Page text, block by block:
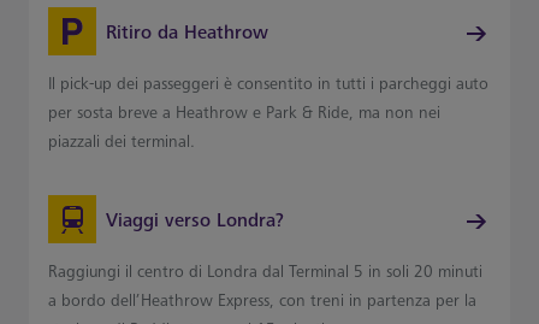
Ritiro da Heathrow
Il pick-up dei passeggeri è consentito in tutti i parcheggi auto
per sosta breve a Heathrow e Park & Ride, ma non nei
piazzali dei terminal.
Viaggi verso Londra?
Raggiungi il centro di Londra dal Terminal 5 in soli 20 minuti
a bordo dell’Heathrow Express, con treni in partenza per la